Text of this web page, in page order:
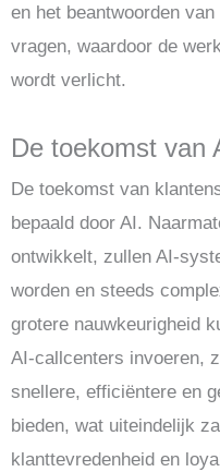
en het beantwoorden
vragen, waardoor de
wordt verlicht.
De toekomst van
De toekomst van
bepaald door AI.
ontwikkelt, zullen AI-
worden en steeds
grotere nauwkeurigheid
AI-callcenters invoeren,
snellere, efficiëntere en
bieden, wat uiteindelijk
klanttevredenheid en